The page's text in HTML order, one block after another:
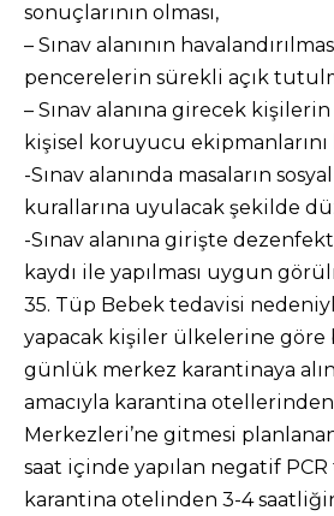
sonuçlarının olması,
– Sınav alanının
pencerelerin sürekli açık
– Sınav alanına girecek
kişisel koruyucu ekipmanlarını
-Sınav alanında masaların
kurallarına uyulacak şekilde
-Sınav alanına girişte
kaydı ile yapılması uygun
35. Tüp Bebek tedavisi
yapacak kişiler ülkelerine göre
günlük merkez karantinaya
amacıyla karantina
Merkezleri’ne gitmesi
saat içinde yapılan negatif
karantina otelinden 3-4